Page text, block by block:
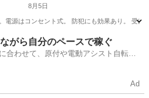
8月5日
電源はコンセント式。 防犯にも効果あり。 受
防犯
がら自分のペースで稼ぐ
合わせて、原付や電動アシスト自転車
Ad